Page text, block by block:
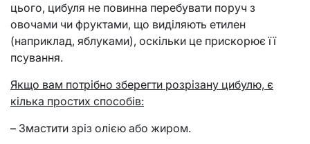
цього, цибуля не повинна перебувати поруч з
овочами чи фруктами, що виділяють етилен
(наприклад, яблуками), оскільки це прискорює її
псування.
Якщо вам потрібно зберегти розрізану цибулю, є
кілька простих способів:
– Змастити зріз олією або жиром.